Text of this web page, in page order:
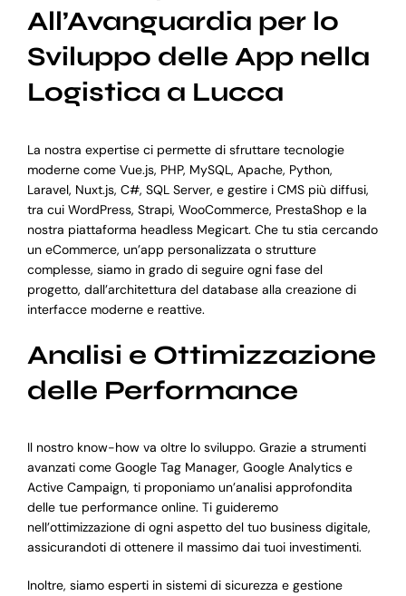
All’Avanguardia per lo
Sviluppo delle App nella
Logistica a Lucca
La nostra expertise ci permette di sfruttare tecnologie
moderne come Vue.js, PHP, MySQL, Apache, Python,
Laravel, Nuxt.js, C#, SQL Server, e gestire i CMS più diffusi,
tra cui WordPress, Strapi, WooCommerce, PrestaShop e la
nostra piattaforma headless Megicart. Che tu stia cercando
un eCommerce, un’app personalizzata o strutture
complesse, siamo in grado di seguire ogni fase del
progetto, dall’architettura del database alla creazione di
interfacce moderne e reattive.
Analisi e Ottimizzazione
delle Performance
Il nostro know-how va oltre lo sviluppo. Grazie a strumenti
avanzati come Google Tag Manager, Google Analytics e
Active Campaign, ti proponiamo un’analisi approfondita
delle tue performance online. Ti guideremo
nell’ottimizzazione di ogni aspetto del tuo business digitale,
assicurandoti di ottenere il massimo dai tuoi investimenti.
Inoltre, siamo esperti in sistemi di sicurezza e gestione